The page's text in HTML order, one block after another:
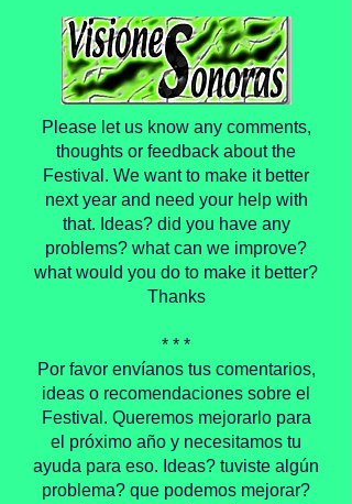
Please let us know any comments,
thoughts or feedback about the
Festival. We want to make it better
next year and need your help with
that. Ideas? did you have any
problems? what can we improve?
what would you do to make it better?
Thanks
* * *
Por favor envíanos tus comentarios,
ideas o recomendaciones sobre el
Festival. Queremos mejorarlo para
el próximo año y necesitamos tu
ayuda para eso. Ideas? tuviste algún
problema? que podemos mejorar?